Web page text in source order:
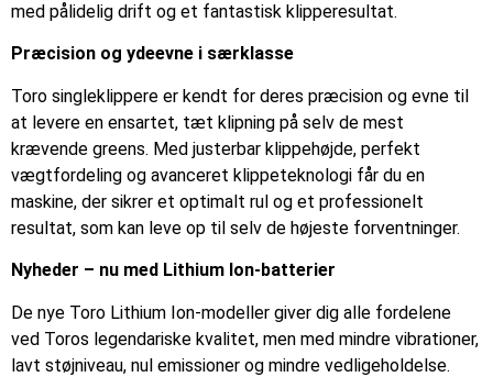
med pålidelig drift og et fantastisk klipperesultat.
Præcision og ydeevne i særklasse
Toro singleklippere er kendt for deres præcision og evne til
at levere en ensartet, tæt klipning på selv de mest
krævende greens. Med justerbar klippehøjde, perfekt
vægtfordeling og avanceret klippeteknologi får du en
maskine, der sikrer et optimalt rul og et professionelt
resultat, som kan leve op til selv de højeste forventninger.
Nyheder – nu med Lithium Ion-batterier
De nye Toro Lithium Ion-modeller giver dig alle fordelene
ved Toros legendariske kvalitet, men med mindre vibrationer,
lavt støjniveau, nul emissioner og mindre vedligeholdelse.